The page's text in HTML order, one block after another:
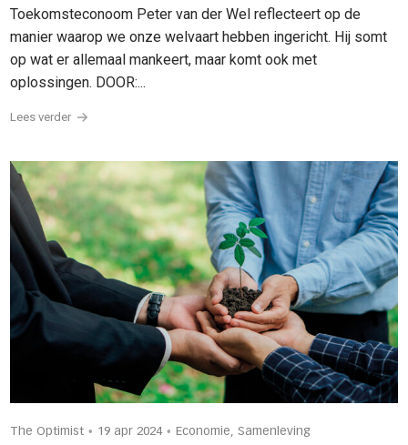
Toekomsteconoom Peter van der Wel reflecteert op de
manier waarop we onze welvaart hebben ingericht. Hij somt
op wat er allemaal mankeert, maar komt ook met
oplossingen. DOOR:...
Lees verder
The Optimist • 19 apr 2024 • Economie, Samenleving